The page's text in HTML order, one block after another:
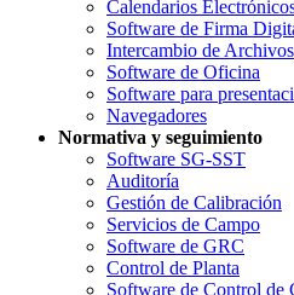
Calendarios
Software de Firma
Intercambio de Archivos
Software de Oficina
Software para
Navegadores
Normativa y seguimiento
Software SG-SST
Auditoría
Gestión de Calibración
Servicios de Campo
Software de GRC
Control de Planta
Software de Control de